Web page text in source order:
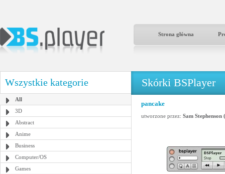
Strona główna
Wszystkie kategorie
All
3D
Abstract
Anime
Business
Computer/OS
Games
Skórki BSPlayer
pancake
utworzone przez: Sam Stephenson